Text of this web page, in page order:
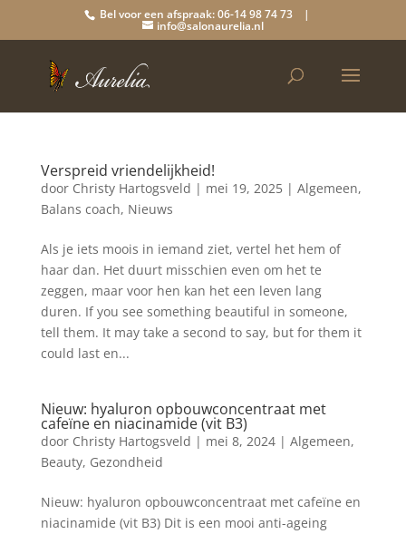
Bel voor een afspraak: 06-14 98 74 73 |
info@salonaurelia.nl
Verspreid vriendelijkheid!
door Christy Hartogsveld | mei 19, 2025| Algemeen,
Balans coach, Nieuws
Als je iets moois in iemand ziet, vertel het hem of
haar dan. Het duurt misschien even om het te
zeggen, maar voor hen kan het een leven lang
duren. If you see something beautiful in someone,
tell them. It may take a second to say, but for them it
could last en...
Nieuw: hyaluron opbouwconcentraat met
cafeïne en niacinamide (vit B3)
door Christy Hartogsveld | mei 8, 2024| Algemeen,
Beauty, Gezondheid
Nieuw: hyaluron opbouwconcentraat met cafeïne en
niacinamide (vit B3) Dit is een mooi anti-ageing